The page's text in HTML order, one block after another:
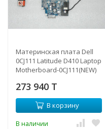
Материнская плата Dell
0CJ111 Latitude D410 Laptop
Motherboard-0CJ111(NEW)
273 940 T
В корзину
В наличии